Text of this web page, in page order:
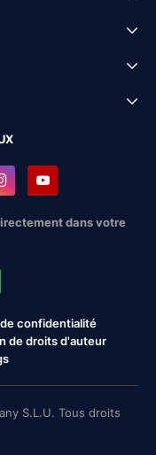
dans votre
confidentialité
de droits d'auteur
S.L.U. Tous droits